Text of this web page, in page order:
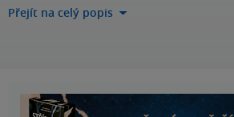
Přejít na celý popis